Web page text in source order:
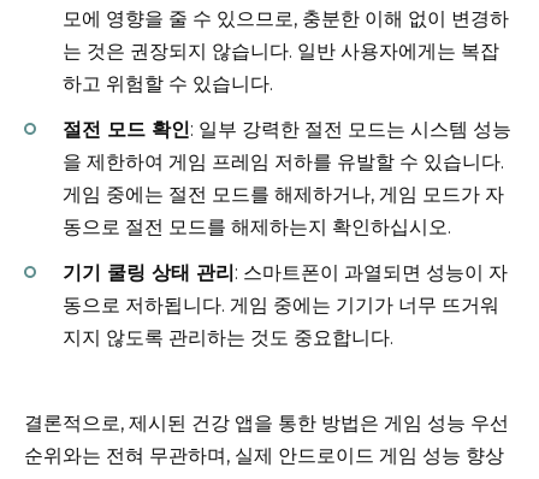
모에 영향을 줄 수 있으므로, 충분한 이해 없이 변경하
는 것은 권장되지 않습니다. 일반 사용자에게는 복잡
하고 위험할 수 있습니다.
절전 모드 확인: 일부 강력한 절전 모드는 시스템 성능
을 제한하여 게임 프레임 저하를 유발할 수 있습니다.
게임 중에는 절전 모드를 해제하거나, 게임 모드가 자
동으로 절전 모드를 해제하는지 확인하십시오.
기기 쿨링 상태 관리 : 스마트폰이 과열되면 성능이 자
동으로 저하됩니다. 게임 중에는 기기가 너무 뜨거워
지지 않도록 관리하는 것도 중요합니다.
결론적으로, 제시된 건강 앱을 통한 방법은 게임 성능 우선
순위와는 전혀 무관하며, 실제 안드로이드 게임 성능 향상